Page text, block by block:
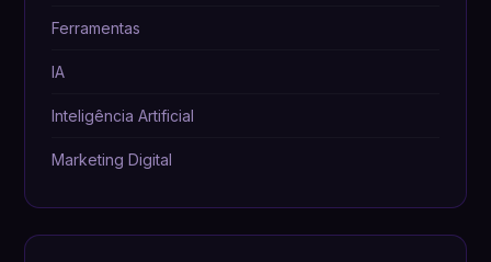
Ferramentas
IA
Inteligência Artificial
Marketing Digital